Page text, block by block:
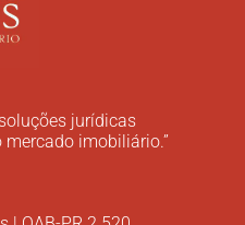
jurídicas
imobiliário.”